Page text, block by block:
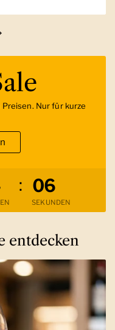
Folie
Zeit
: 05
SEKUNDEN
Nur für kurze
entdecken